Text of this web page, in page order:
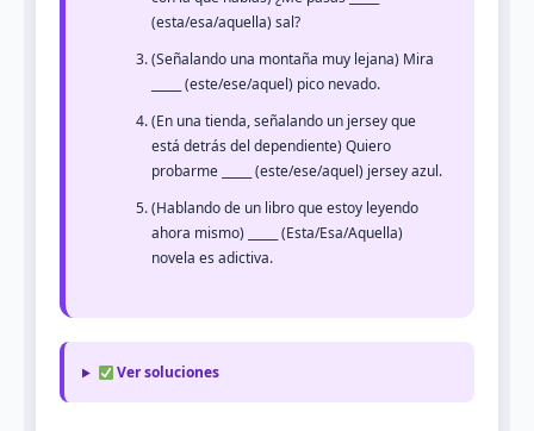
(esta/esa/aquella) sal?
(Señalando una montaña muy lejana) Mira
_____ (este/ese/aquel) pico nevado.
(En una tienda, señalando un jersey que
está detrás del dependiente) Quiero
probarme _____ (este/ese/aquel) jersey azul.
(Hablando de un libro que estoy leyendo
ahora mismo) _____ (Esta/Esa/Aquella)
novela es adictiva.
Ver soluciones